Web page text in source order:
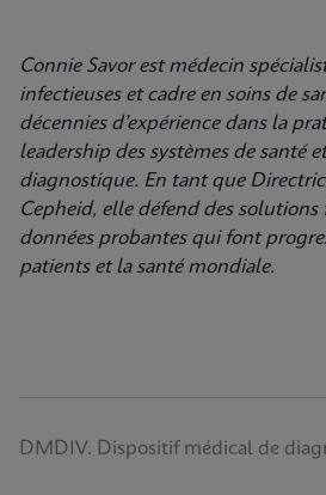
Connie Savor est médecin
infectieuses et cadre en soins de
décennies d’expérience dans la
leadership des systèmes de santé
diagnostique. En tant que
Cepheid, elle défend des solutions
données probantes qui font
patients et la santé mondiale.
DMDIV. Dispositif médical de